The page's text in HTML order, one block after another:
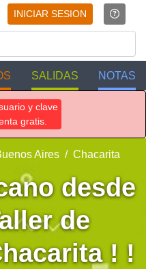
INICIAR SESION
SALIDAS NOTAS
y clave
gratis.
Aires Chacarita
desde
de
! !